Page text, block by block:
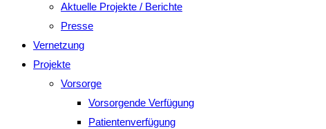
Aktuelle Projekte / Berichte
Presse
Vernetzung
Projekte
Vorsorge
Vorsorgende Verfügung
Patientenverfügung